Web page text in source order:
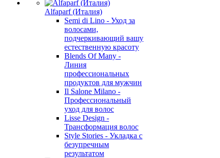
Alfaparf (Италия)
Semi di Lino - Уход за
волосами,
подчеркивающий вашу
естественную красоту
Blends Of Many -
Линия
профессиональных
продуктов для мужчин
Il Salone Milano -
Профессиональный
уход для волос
Lisse Design -
Трансформация волос
Style Stories - Укладка с
безупречным
результатом